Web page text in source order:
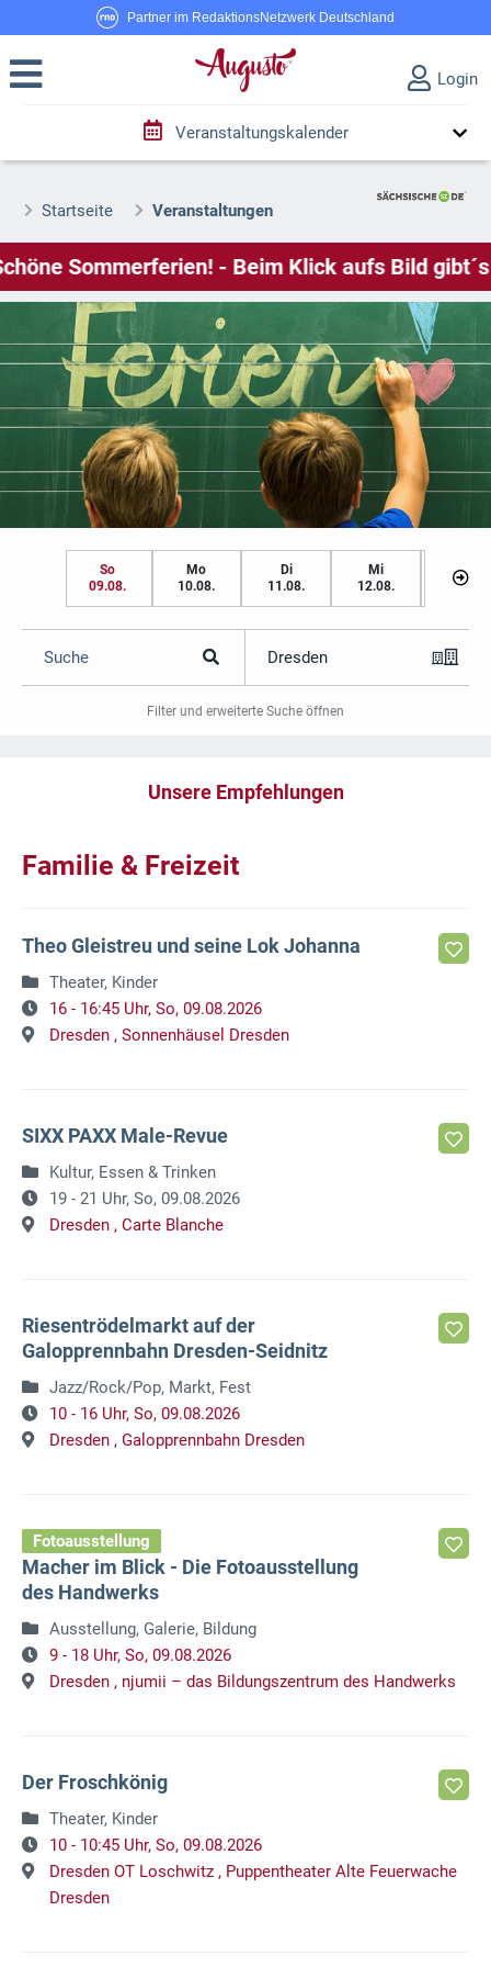
Partner im RedaktionsNetzwerk Deutschland
Login
Veranstaltungskalender
Startseite Veranstaltungen
Sommerferien! - Beim Klick aufs Bild gibt´s
So
09.08.
Mo
10.08.
Di
11.08.
Mi
12.08.
Do
13.08.
Suche Dresden
Filter und erweiterte Suche öffnen
Unsere Empfehlungen
Familie & Freizeit
Theo Gleistreu und seine Lok Johanna
Theater, Kinder
16 - 16:45 Uhr, So, 09.08.2026
Dresden , Sonnenhäusel Dresden
SIXX PAXX Male-Revue
Kultur, Essen & Trinken
19 - 21 Uhr, So, 09.08.2026
Dresden , Carte Blanche
Riesentrödelmarkt auf der
Galopprennbahn Dresden-Seidnitz
Jazz/Rock/Pop, Markt, Fest
10 - 16 Uhr, So, 09.08.2026
Dresden , Galopprennbahn Dresden
Fotoausstellung
Macher im Blick - Die Fotoausstellung
des Handwerks
Ausstellung, Galerie, Bildung
9 - 18 Uhr, So, 09.08.2026
Dresden , njumii – das Bildungszentrum des Handwerks
Der Froschkönig
Theater, Kinder
10 - 10:45 Uhr, So, 09.08.2026
Dresden OT Loschwitz , Puppentheater Alte Feuerwache
Dresden